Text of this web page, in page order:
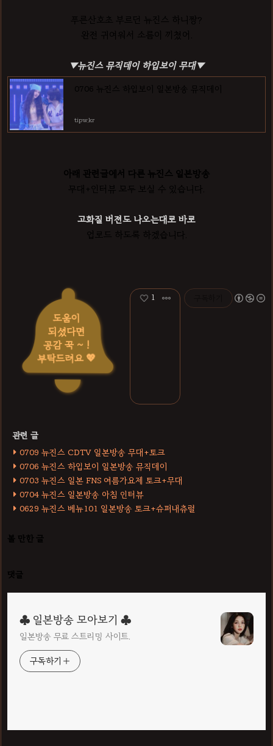
푸른산호초 부르던 뉴진스 하니짱?
완전 귀여워서 소름이 끼쳤어.
▼뉴진스 뮤직데이 하입보이 무대▼
0706 뉴진스 하입보이 일본방송 뮤직데이
tipw.kr
아래 관련글에서 다른 뉴진스 일본방송
무대+인터뷰 모두 보실 수 있습니다.
고화질 버젼도 나오는대로 바로
업로드 하도록 하겠습니다.
도움이
되셨다면
공감 꾹 ~ !
부탁드려요 💖
1
0709 뉴진스 CDTV 일본방송 무대+토크
0706 뉴진스 하입보이 일본방송 뮤직데이
0703 뉴진스 일본 FNS 여름가요제 토크+무대
0704 뉴진스 일본방송 아침 인터뷰
0629 뉴진스 베뉴101 일본방송 토크+슈퍼내츄럴
볼 만한 글
댓글
♣ 일본방송 모아보기 ♣
일본방송 무료 스트리밍 사이트.
구독하기